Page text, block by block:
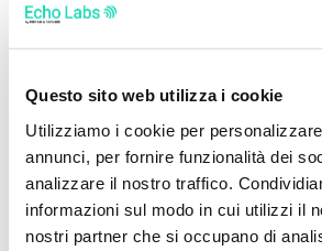
Questo sito web utilizza i cookie
Utilizziamo i cookie per
annunci, per fornire funzionalità dei
analizzare il nostro traffico.
informazioni sul modo in cui utilizzi il
nostri partner che si occupano di